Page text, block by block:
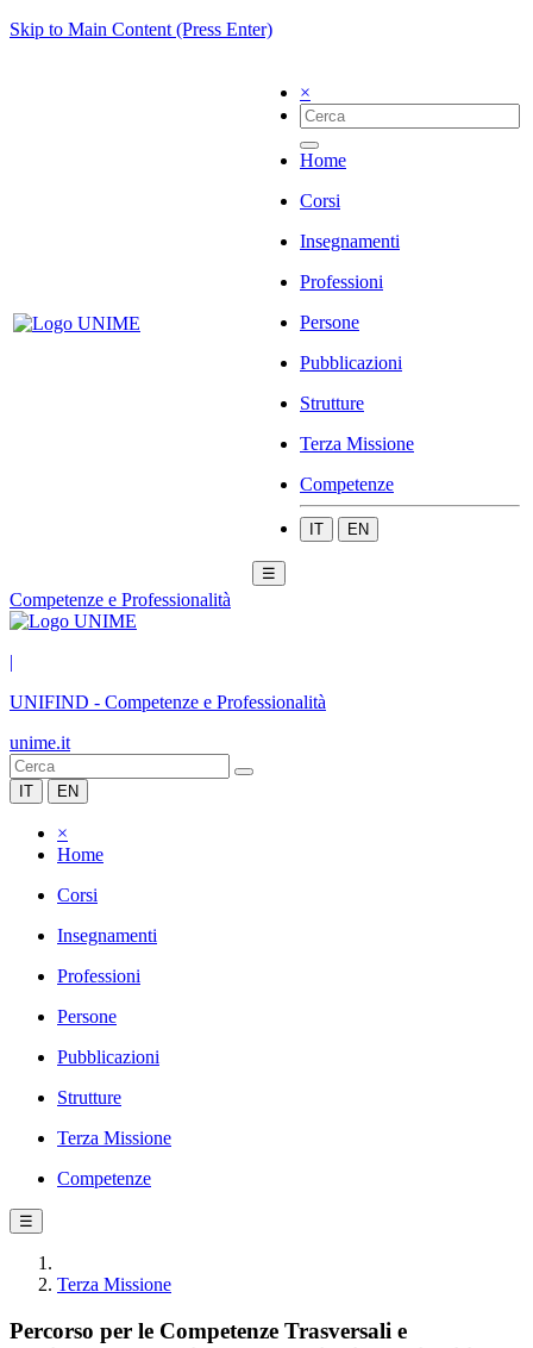
Skip to Main Content (Press Enter)
×
Home
Corsi
Insegnamenti
Professioni
Persone
Pubblicazioni
Strutture
Terza Missione
Competenze
IT EN
☰
Competenze e Professionalità
|
UNIFIND - Competenze e Professionalità
unime.it
IT EN
×
Home
Corsi
Insegnamenti
Professioni
Persone
Pubblicazioni
Strutture
Terza Missione
Competenze
☰
Terza Missione
Percorso per le Competenze Trasversali e